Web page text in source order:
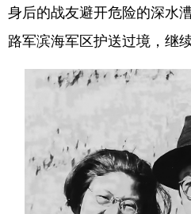
身后的战友避开危险的深水
路军滨海军区护送过境，继